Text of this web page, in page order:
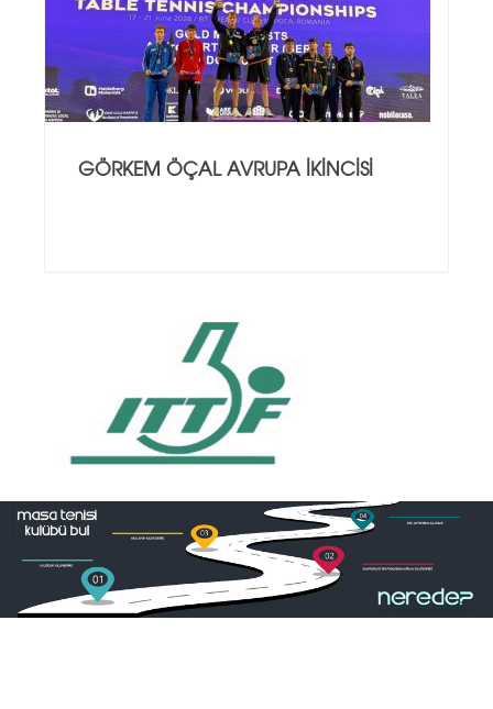
GÖRKEM ÖÇAL AVRUPA İKINCISI